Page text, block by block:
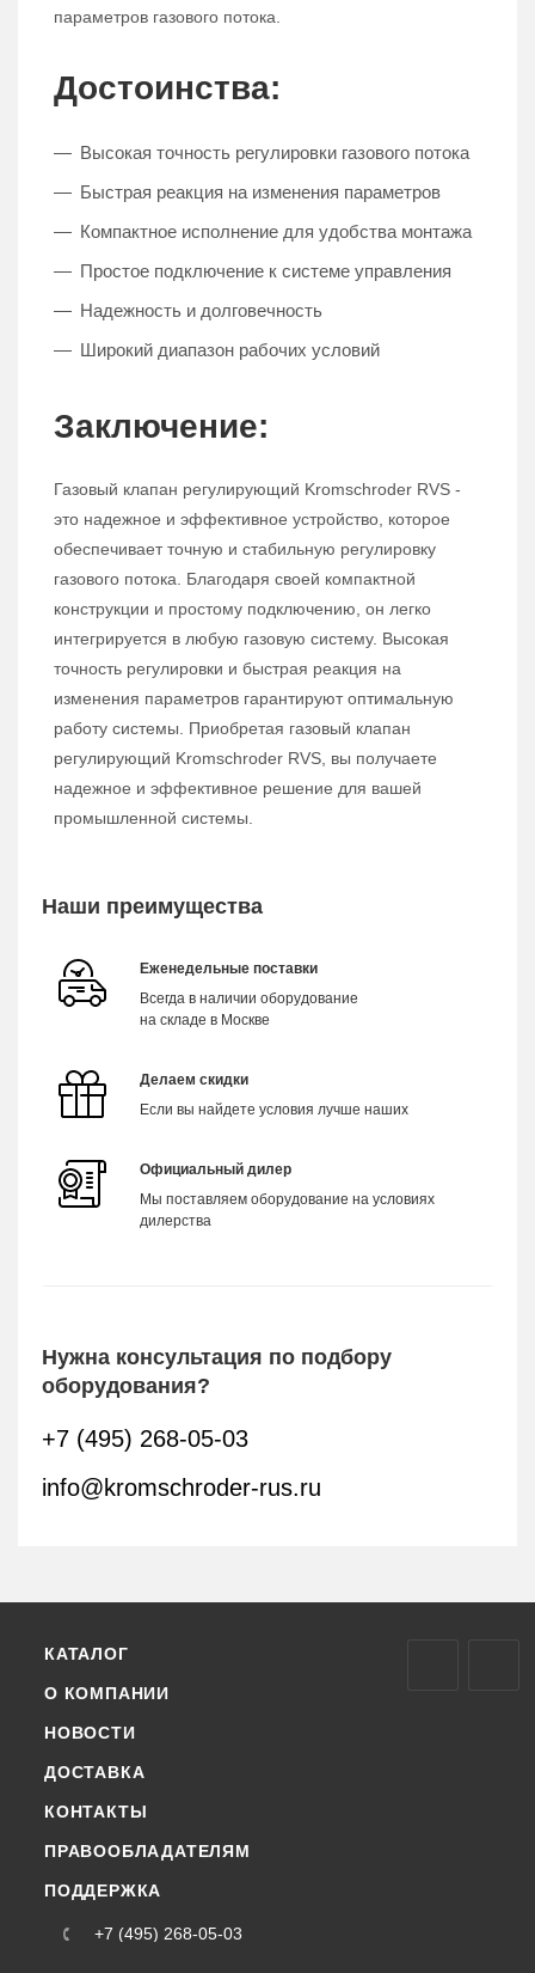
параметров газового потока.
Достоинства:
Высокая точность регулировки газового потока
Быстрая реакция на изменения параметров
Компактное исполнение для удобства монтажа
Простое подключение к системе управления
Надежность и долговечность
Широкий диапазон рабочих условий
Заключение:
Газовый клапан регулирующий Kromschroder RVS -
это надежное и эффективное устройство, которое
обеспечивает точную и стабильную регулировку
газового потока. Благодаря своей компактной
конструкции и простому подключению, он легко
интегрируется в любую газовую систему. Высокая
точность регулировки и быстрая реакция на
изменения параметров гарантируют оптимальную
работу системы. Приобретая газовый клапан
регулирующий Kromschroder RVS, вы получаете
надежное и эффективное решение для вашей
промышленной системы.
Наши преимущества
Еженедельные поставки
Всегда в наличии оборудование
на складе в Москве
Делаем скидки
Если вы найдете условия лучше наших
Официальный дилер
Мы поставляем оборудование на условиях
дилерства
Нужна консультация по подбору
оборудования?
+7 (495) 268-05-03
info@kromschroder-rus.ru
КАТАЛОГ
О КОМПАНИИ
НОВОСТИ
ДОСТАВКА
КОНТАКТЫ
ПРАВООБЛАДАТЕЛЯМ
ПОДДЕРЖКА
+7 (495) 268-05-03